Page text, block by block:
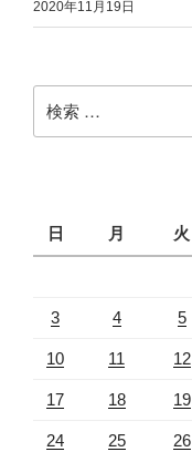
2020年11月19日
索:
日
月 火
3 4 5
10 11 12
17 18 19
24 25 26